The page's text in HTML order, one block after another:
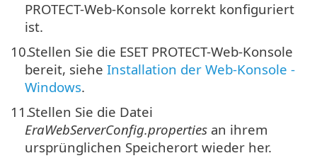
PROTECT-Web-Konsole korrekt konfiguriert
ist.
10.Stellen Sie die ESET PROTECT-Web-Konsole
bereit, siehe Installation der Web-Konsole -
Windows.
11.Stellen Sie die Datei
EraWebServerConfig.properties an ihrem
ursprünglichen Speicherort wieder her.